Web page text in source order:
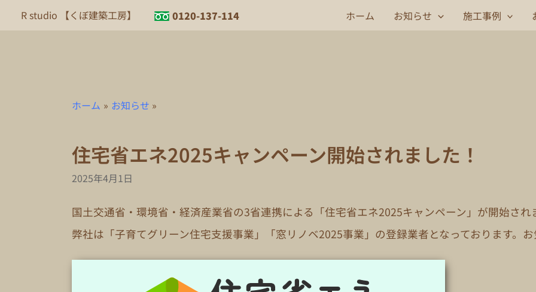
R studio 【くぼ建築工房】 0120-137-114 ホーム お知らせ 施工事例
ホーム お知らせ
住宅省エネ2025キャンペーン開始されました！
2025年4月1日
国土交通省・環境省・経済産業省の3省連携による「住宅省エネ2025キャンペーン」が開始され
弊社は「子育てグリーン住宅支援事業」「窓リノベ2025事業」の登録業者となっております。お